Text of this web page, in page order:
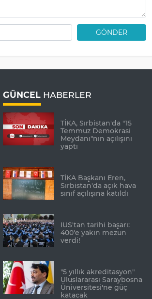
GÖNDER
GÜNCEL HABERLER
TİKA, Sırbistan'da "15
Temmuz Demokrasi
Meydanı"nın açılışını
yaptı
TİKA Başkanı Eren,
Sırbistan'da açık hava
sınıf açılışına katıldı
IUS'tan tarihi başarı:
400'e yakın mezun
verdi!
"5 yıllık akreditasyon"
Uluslararası Saraybosna
Üniversitesi'ne güç
katacak